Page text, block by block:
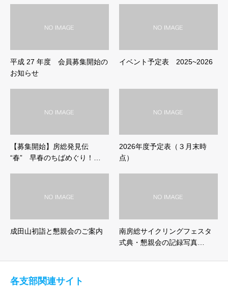
平成 27 年度 会員募集開始の
お知らせ
イベント予定表 2025~2026
【募集開始】房総発見伝
“春” 早春のちばめぐり！…
2026年度予定表（３月末時
点）
成田山初詣と懇親会のご案内
南房総サイクリングフェスタ
式典・懇親会の記録写真…
各支部関連サイト